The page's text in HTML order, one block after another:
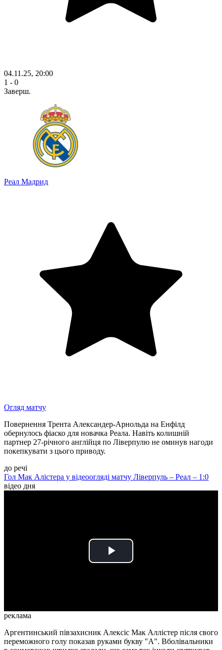
04.11.25, 20:00
1 - 0
Заверш.
Реал Мадрид
Огляд матчу
Повернення Трента Александер-Арнольда на Енфілд
обернулось фіаско для новачка Реала. Навіть колишній
партнер 27-річного англійця по Ліверпулю не оминув нагоди
покепкувати з цього приводу.
до речі
Гол Мак Алістера у відеоогляді матчу Ліверпуль – Реал – 1:0
відео дня
Play
реклама
Аргентинський півзахисник Алексіс Мак Аллістер після свого
переможного голу показав руками букву "A". Вболівальники